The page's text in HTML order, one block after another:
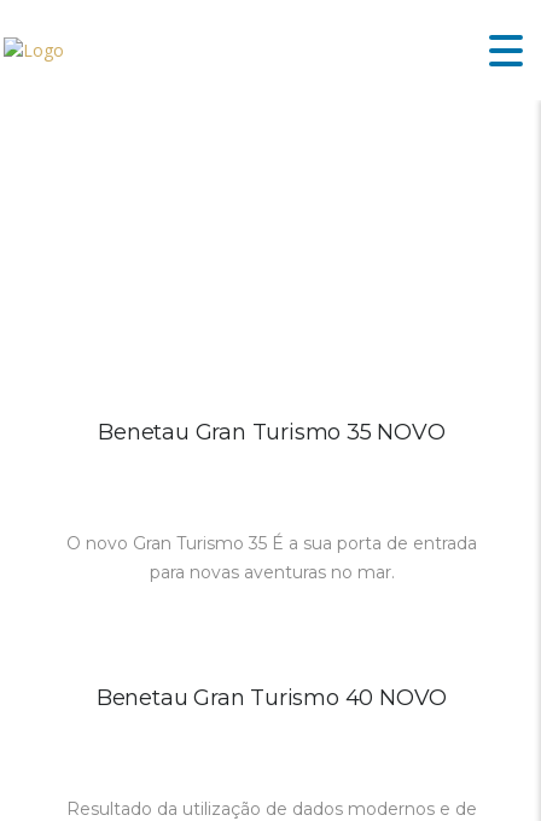
Benetau Gran Turismo 35 NOVO
O novo Gran Turismo 35 É a sua porta de entrada
para novas aventuras no mar.
Benetau Gran Turismo 40 NOVO
Resultado da utilização de dados modernos e de